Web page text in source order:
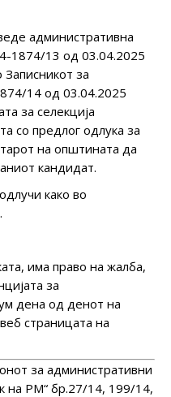
административна
1874/13 од 03.04.2025
Записникот за
14 од 03.04.2025
за селекција
со предлог одлука за
на општината да
кандидат.
како во
има право на жалба,
за
дена од денот на
страницата на
за административни
на РМ“ бр.27/14, 199/14,